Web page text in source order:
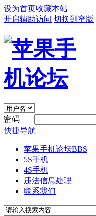
设为首页收藏本站
开启辅助访问 切换到窄版
密码
快捷导航
苹果手机论坛BBS
5S手机
4S手机
违法信息处理
联系我们